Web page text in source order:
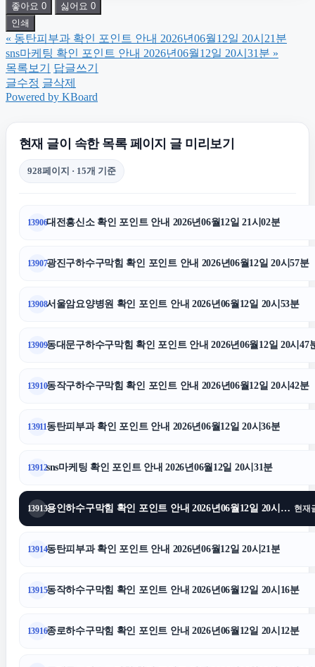
흥신소
법인 장기렌트
종로하수구막힘
불륜증거
트립닷컴할인코드
좋아요 0 싫어요 0
인쇄
« 동탄피부과 확인 포인트 안내 2026년06월12일 20시21분
sns마케팅 확인 포인트 안내 2026년06월12일 20시31분 »
목록보기
답글쓰기
글수정 글삭제
Powered by KBoard
현재 글이 속한 목록 페이지 글 미리보기
928페이지 · 15개 기준
13906대전흥신소 확인 포인트 안내 2026년06월12일 21시02분
13907광진구하수구막힘 확인 포인트 안내 2026년06월12일 20시57분
13908서울암요양병원 확인 포인트 안내 2026년06월12일 20시53분
13909동대문구하수구막힘 확인 포인트 안내 2026년06월12일 20시47
13910동작구하수구막힘 확인 포인트 안내 2026년06월12일 20시42분
13911동탄피부과 확인 포인트 안내 2026년06월12일 20시36분
13912sns마케팅 확인 포인트 안내 2026년06월12일 20시31분
13913 용인하수구막힘 확인 포인트 안내 2026년06월12일 20시26분 현재
13914동탄피부과 확인 포인트 안내 2026년06월12일 20시21분
13915동작하수구막힘 확인 포인트 안내 2026년06월12일 20시16분
13916종로하수구막힘 확인 포인트 안내 2026년06월12일 20시12분